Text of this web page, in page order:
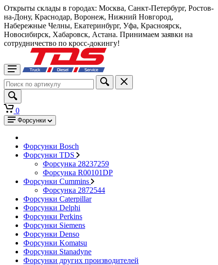
Открыты склады в городах: Москва, Санкт-Петербург, Ростов-
на-Дону, Краснодар, Воронеж, Нижний Новгород,
Набережные Челны, Екатеринбург, Уфа, Красноярск,
Новосибирск, Хабаровск, Астана. Принимаем заявки на
сотрудничество по кросс-докингу!
0
Форсунки
Форсунки Bosch
Форсунки TDS
Форсунка 28237259
Форсунка R00101DP
Форсунки Cummins
Форсунка 2872544
Форсунки Caterpillar
Форсунки Delphi
Форсунки Perkins
Форсунки Siemens
Форсунки Denso
Форсунки Komatsu
Форсунки Stanadyne
Форсунки других производителей